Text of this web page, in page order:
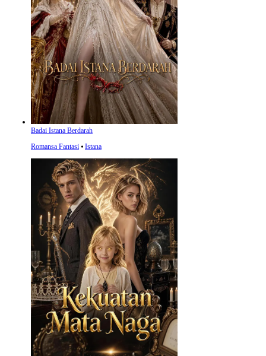
Badai Istana Berdarah
Romansa Fantasi ⦁ Istana